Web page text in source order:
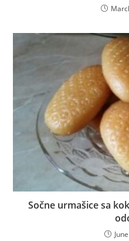
Sočne urmašice sa